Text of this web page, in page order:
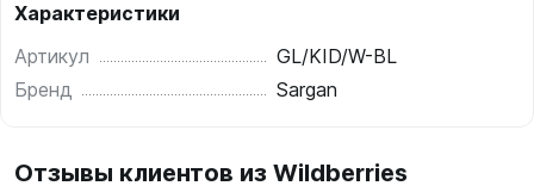
Характеристики
Артикул
GL/KID/W-BL
Бренд
Sargan
Отзывы клиентов из Wildberries